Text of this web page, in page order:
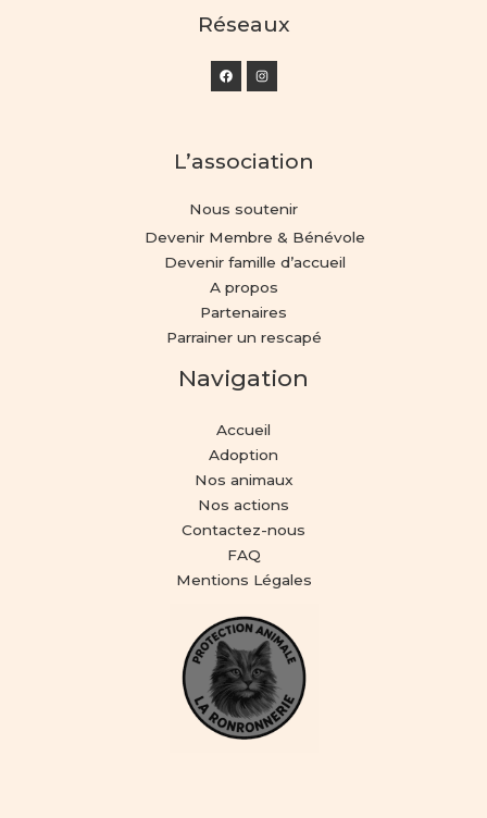
Réseaux
L’association
Nous soutenir
Devenir Membre & Bénévole
Devenir famille d’accueil
A propos
Partenaires
Parrainer un rescapé
Navigation
Accueil
Adoption
Nos animaux
Nos actions
Contactez-nous
FAQ
Mentions Légales